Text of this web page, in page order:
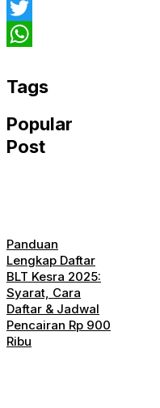
Facebook
Twitter
Tags
Popular
Post
Panduan
Lengkap Daftar
BLT Kesra 2025:
Syarat, Cara
Daftar & Jadwal
Pencairan Rp 900
Ribu